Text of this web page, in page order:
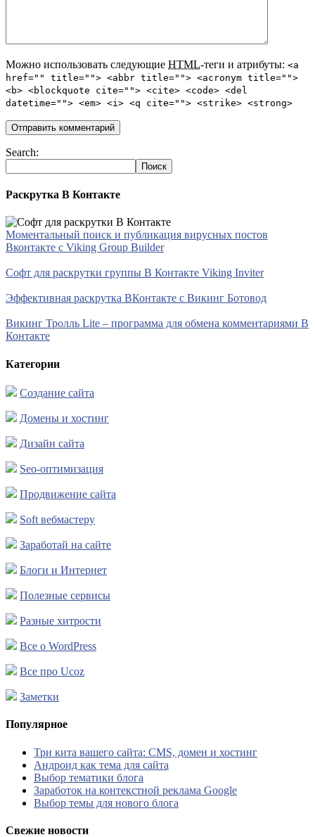
Можно использовать следующие HTML-теги и атрибуты: <a
href="" title=""> <abbr title=""> <acronym title="">
<b> <blockquote cite=""> <cite> <code> <del
datetime=""> <em> <i> <q cite=""> <strike> <strong>
Search:
Раскрутка В Контакте
Моментальный поиск и публикация вирусных постов
Вконтакте с Viking Group Builder
Софт для раскрутки группы В Контакте Viking Inviter
Эффективная раскрутка ВКонтакте с Викинг Ботовод
Викинг Тролль Lite – программа для обмена комментариями В
Контакте
Категории
Создание сайта
Домены и хостинг
Дизайн сайта
Seo-оптимизация
Продвижение сайта
Soft вебмастеру
Заработай на сайте
Блоги и Интернет
Полезные сервисы
Разные хитрости
Все о WordPress
Все про Ucoz
Заметки
Популярное
Три кита вашего сайта: CMS, домен и хостинг
Андроид как тема для сайта
Выбор тематики блога
Заработок на контекстной реклама Google
Выбор темы для нового блога
Свежие новости